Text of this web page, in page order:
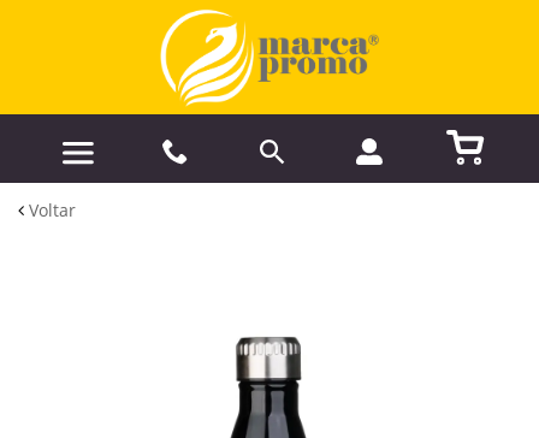
Voltar